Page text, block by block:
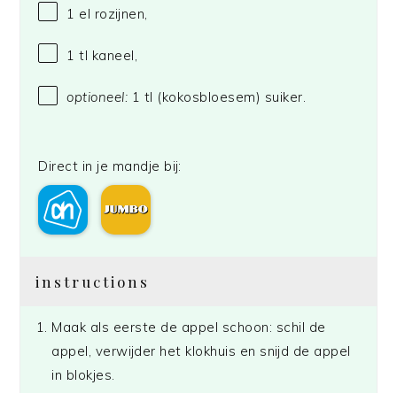
1 el rozijnen,
1 tl kaneel,
optioneel: 1 tl (kokosbloesem) suiker.
Direct in je mandje bij:
instructions
Maak als eerste de appel schoon: schil de
appel, verwijder het klokhuis en snijd de appel
in blokjes.